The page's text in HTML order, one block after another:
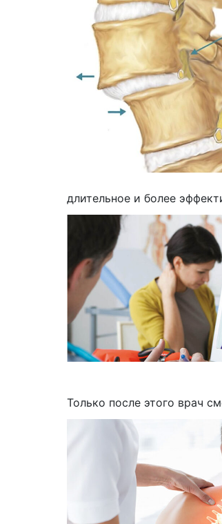
длительное и более
Только после этого врач